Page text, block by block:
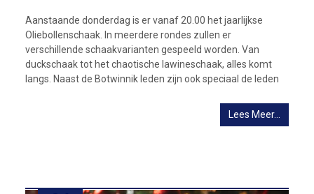
Aanstaande donderdag is er vanaf 20.00 het jaarlijkse
Oliebollenschaak. In meerdere rondes zullen er
verschillende schaakvarianten gespeeld worden. Van
duckschaak tot het chaotische lawineschaak, alles komt
langs. Naast de Botwinnik leden zijn ook speciaal de leden
Lees Meer…